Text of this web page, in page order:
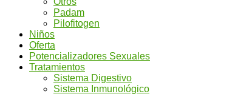
Padam
Pilofitogen
Niños
Oferta
Potencializadores Sexuales
Tratamientos
Sistema Digestivo
Sistema Inmunológico